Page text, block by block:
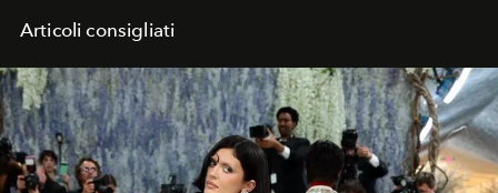
Articoli consigliati